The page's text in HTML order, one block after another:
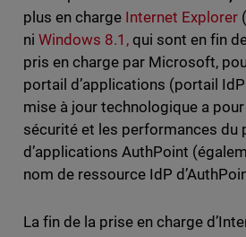
plus en charge Internet Explorer
ni Windows 8.1,qui sont en fin
pris en charge par Microsoft,
portail d’applications (portail
mise à jour technologique a
sécurité et les performances du
d’applications AuthPoint
nom de ressource IdP
La fin de la prise en charge